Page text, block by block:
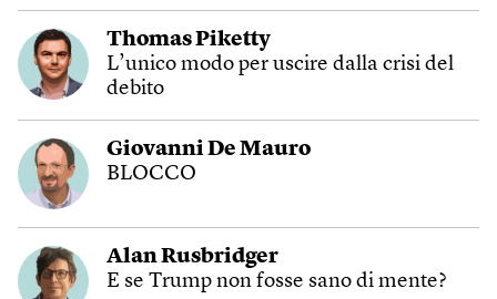
Thomas Piketty
L’unico modo per uscire dalla crisi del
debito
Giovanni De Mauro
BLOCCO
Alan Rusbridger
E se Trump non fosse sano di mente?